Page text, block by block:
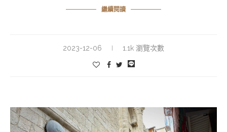
繼續閱讀
2023-12-06 1.1k 瀏覽次數